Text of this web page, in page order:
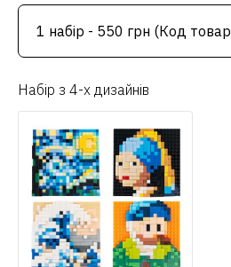
Набір з 4-х дизайнів